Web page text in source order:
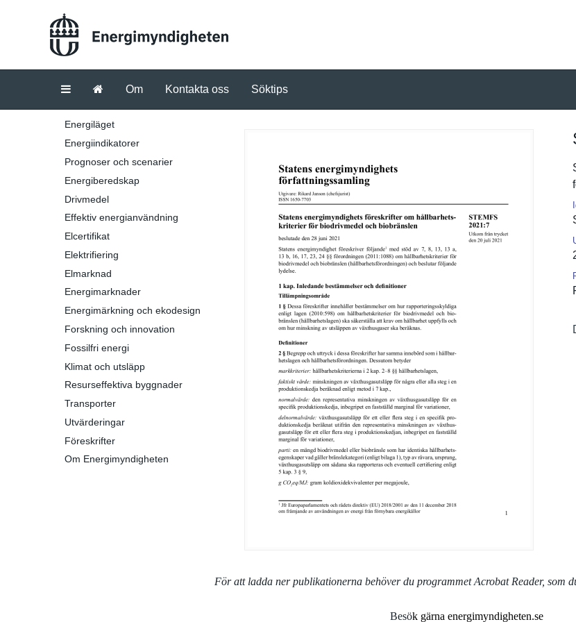
Om Kontakta oss Söktips
Energiläget
Energiindikatorer
Prognoser och scenarier
Energiberedskap
Drivmedel
Effektiv energianvändning
Elcertifikat
Elektrifiering
Elmarknad
Energimarknader
Energimärkning och ekodesign
Forskning och innovation
Fossilfri energi
Klimat och utsläpp
Resurseffektiva byggnader
Transporter
Utvärderingar
Föreskrifter
Om Energimyndigheten
För att ladda ner publikationerna behöver du programmet Acrobat Reader, som
Besök gärna energimyndigheten.se